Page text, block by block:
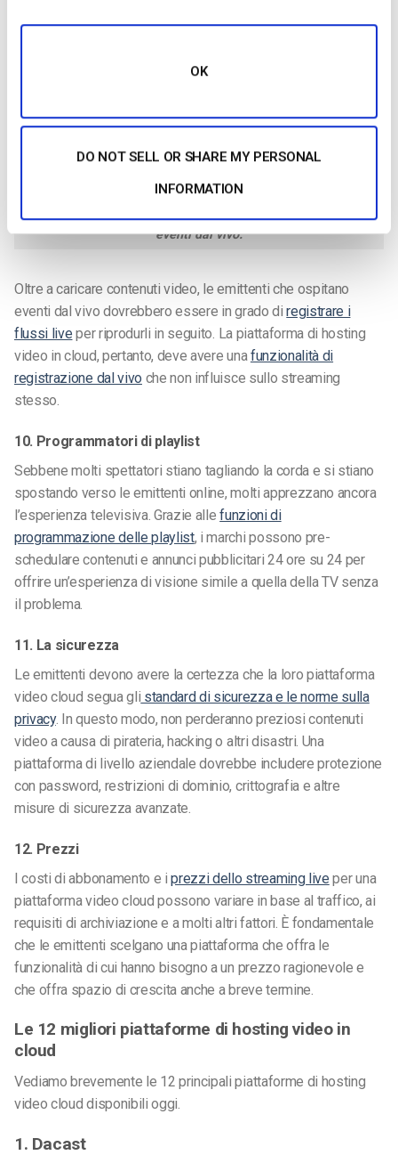
OK
DO NOT SELL OR SHARE MY PERSONAL
INFORMATION
eventi dal vivo.
Oltre a caricare contenuti video, le emittenti che ospitano
eventi dal vivo dovrebbero essere in grado diregistrare i
flussi live per riprodurli in seguito. La piattaforma di hosting
video in cloud, pertanto, deve avere unafunzionalità di
registrazione dal vivo che non influisce sullo streaming
stesso.
10. Programmatori di playlist
Sebbene molti spettatori stiano tagliando la corda e si stiano
spostando verso le emittenti online, molti apprezzano ancora
l’esperienza televisiva. Grazie allefunzioni di
programmazione delle playlist, i marchi possono pre-
schedulare contenuti e annunci pubblicitari 24 ore su 24 per
offrire un’esperienza di visione simile a quella della TV senza
il problema.
11. La sicurezza
Le emittenti devono avere la certezza che la loro piattaforma
video cloud segua gli standard di sicurezza e le norme sulla
privacy. In questo modo, non perderanno preziosi contenuti
video a causa di pirateria, hacking o altri disastri. Una
piattaforma di livello aziendale dovrebbe includere protezione
con password, restrizioni di dominio, crittografia e altre
misure di sicurezza avanzate.
12. Prezzi
I costi di abbonamento e iprezzi dello streaming live per una
piattaforma video cloud possono variare in base al traffico, ai
requisiti di archiviazione e a molti altri fattori. È fondamentale
che le emittenti scelgano una piattaforma che offra le
funzionalità di cui hanno bisogno a un prezzo ragionevole e
che offra spazio di crescita anche a breve termine.
Le 12 migliori piattaforme di hosting video in
cloud
Vediamo brevemente le 12 principali piattaforme di hosting
video cloud disponibili oggi.
1. Dacast